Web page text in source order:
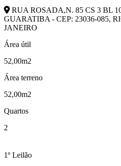
RUA ROSADA,N. 85 CS 3 BL
GUARATIBA - CEP: 23036-085,
JANEIRO
Área útil
52,00m2
Área terreno
52,00m2
Quartos
2
1º Leilão